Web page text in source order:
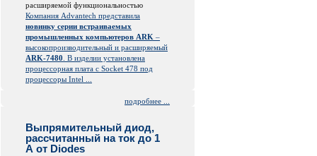
расширяемой функциональностью
Компания Advantech представила
новинку серии встраиваемых
промышленных компьютеров ARK –
высокопроизводительный и расширяемый
ARK-7480 . В изделии установлена
процессорная плата с Socket 478 под
процессоры Intel ...
подробнее ...
Выпрямительный диод,
рассчитанный на ток до 1
А от Diodes